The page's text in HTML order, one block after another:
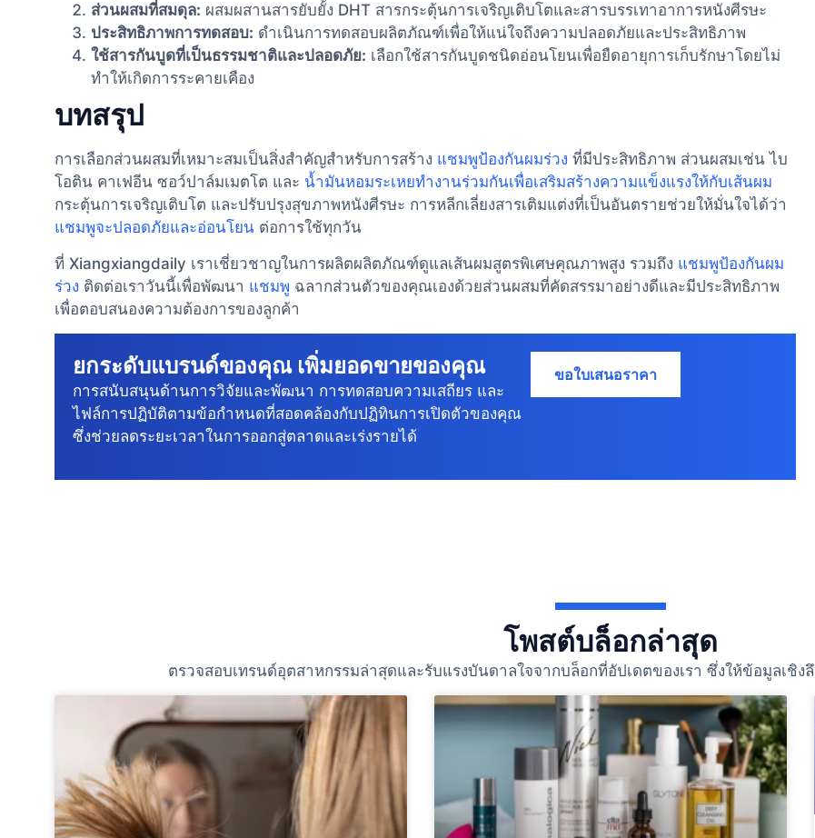
ส่วนผสมที่สมดุล: ผสมผสานสารยับยั้ง DHT สารกระตุ้นการเจริญเติบโตและสารบรรเทาอาการหนังศีรษะ
ประสิทธิภาพการทดสอบ: ดำเนินการทดสอบผลิตภัณฑ์เพื่อให้แน่ใจถึงความปลอดภัยและประสิทธิภาพ
ใช้สารกันบูดที่เป็นธรรมชาติและปลอดภัย: เลือกใช้สารกันบูดชนิดอ่อนโยนเพื่อยืดอายุการเก็บรักษาโดยไม่
ทำให้เกิดการระคายเคือง
บทสรุป
การเลือกส่วนผสมที่เหมาะสมเป็นสิ่งสำคัญสำหรับการสร้าง แชมพูป้องกันผมร่วง ที่มีประสิทธิภาพ ส่วนผสมเช่น ไบ
โอติน คาเฟอีน ซอว์ปาล์มเมตโต และ น้ำมันหอมระเหยทำงานร่วมกันเพื่อเสริมสร้างความแข็งแรงให้กับเส้นผม
กระตุ้นการเจริญเติบโต และปรับปรุงสุขภาพหนังศีรษะ การหลีกเลี่ยงสารเติมแต่งที่เป็นอันตรายช่วยให้มั่นใจได้ว่า
แชมพูจะปลอดภัยและอ่อนโยน ต่อการใช้ทุกวัน
ที่ Xiangxiangdaily เราเชี่ยวชาญในการผลิตผลิตภัณฑ์ดูแลเส้นผมสูตรพิเศษคุณภาพสูง รวมถึง แชมพูป้องกันผม
ร่วง ติดต่อเราวันนี้เพื่อพัฒนา แชมพู ฉลากส่วนตัวของคุณเองด้วยส่วนผสมที่คัดสรรมาอย่างดีและมีประสิทธิภาพ
เพื่อตอบสนองความต้องการของลูกค้า
ยกระดับแบรนด์ของคุณ เพิ่มยอดขายของคุณ
การสนับสนุนด้านการวิจัยและพัฒนา การทดสอบความเสถียร และ
ไฟล์การปฏิบัติตามข้อกําหนดที่สอดคล้องกับปฏิทินการเปิดตัวของคุณ
ซึ่งช่วยลดระยะเวลาในการออกสู่ตลาดและเร่งรายได้
ขอใบเสนอราคา
โพสต์บล็อกล่าสุด
ตรวจสอบเทรนด์อุตสาหกรรมล่าสุดและรับแรงบันดาลใจจากบล็อกที่อัปเดตของเรา ซึ่งให้ข้อมูลเชิง